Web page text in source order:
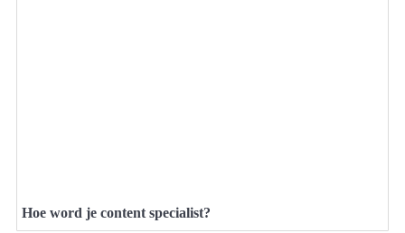
Hoe word je content specialist?